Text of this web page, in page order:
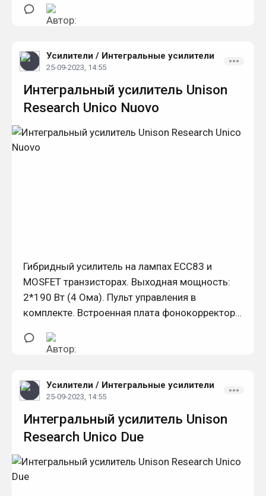
Усилители / Интегральные усилители
25-09-2023, 14:55
Интегральный усилитель Unison
Research Unico Nuovo
Гибридный усилитель на лампах ECC83 и
MOSFET транзисторах. Выходная мощность:
2*190 Вт (4 Ома). Пульт управления в
комплекте. Встроенная плата фонокорректора
Усилители / Интегральные усилители
25-09-2023, 14:55
Интегральный усилитель Unison
Research Unico Due